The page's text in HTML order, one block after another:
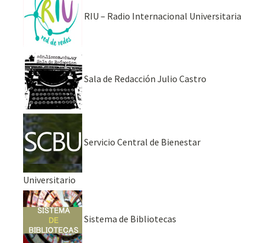
RIU – Radio Internacional Universitaria
Sala de Redacción Julio Castro
Servicio Central de Bienestar
Universitario
Sistema de Bibliotecas